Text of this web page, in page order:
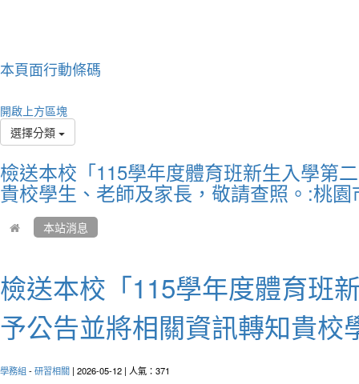
本頁面行動條碼
開啟上方區塊
選擇分類
檢送本校「115學年度體育班新生入學第
貴校學生、老師及家長，敬請查照。:桃
本站消息
檢送本校「115學年度體育班
予公告並將相關資訊轉知貴
學務組 -研習相關 | 2026-05-12 | 人氣：371